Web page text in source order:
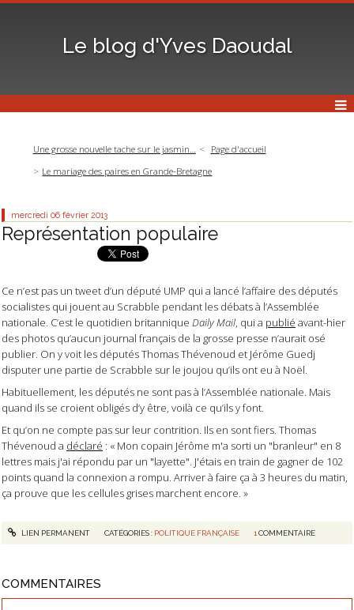
Le blog d'Yves Daoudal
Une grosse nouvelle tache sur le jasmin…
Page d'accueil
Le mariage des paires en Grande-Bretagne
mercredi 06 février 2013
Représentation populaire
Ce n’est pas un tweet d’un député UMP qui a lancé l’affaire des députés
socialistes qui jouent au Scrabble pendant les débats à l’Assemblée
nationale. C’est le quotidien britannique Daily Mail, qui a publié avant-hier
des photos qu’aucun journal français de la grosse presse n’aurait osé
publier. On y voit les députés Thomas Thévenoud et Jérôme Guedj
disputer une partie de Scrabble sur le joujou qu’ils ont eu à Noël.
Habituellement, les députés ne sont pas à l’Assemblée nationale. Mais
quand ils se croient obligés d’y être, voilà ce qu’ils y font.
Et qu’on ne compte pas sur leur contrition. Ils en sont fiers. Thomas
Thévenoud a déclaré : « Mon copain Jérôme m'a sorti un "branleur" en 8
lettres mais j'ai répondu par un "layette". J'étais en train de gagner de 102
points quand la connexion a rompu. Arriver à faire ça à 3 heures du matin,
ça prouve que les cellules grises marchent encore. »
LIEN PERMANENT CATÉGORIES : POLITIQUE FRANÇAISE 1COMMENTAIRE
COMMENTAIRES